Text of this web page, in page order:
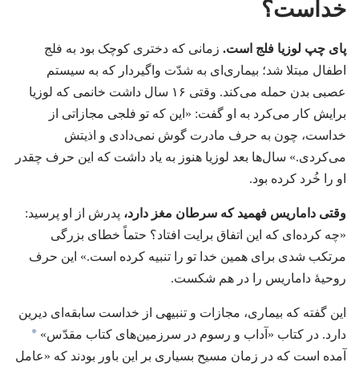
خداست؟‏
پای چپ لوزیا فلج است.‏ زمانی که دختری کوچک بود به فلج
اطفال مبتلا شد؛‏ بیماری‌ای به شدّت واگیردار که به سیستم
عصبی بدن حمله می‌کند.‏ وقتی ۱۶ سال داشت خانمی که لوزیا
برایش کار می‌کرد به او گفت:‏ «این که تو فلجی مجازاتی از
خداست،‏ چون به حرف مادرت گوش نمی‌دادی و اذیتش
می‌کردی.‏» سال‌ها بعد لوزیا هنوز به یاد داشت که این حرف چقدر
او را خُرد کرده بود.‏
وقتی داماریس فهمید که سرطان مغز دارد،‏ پدرش از او پرسید:‏
«چه کرده‌ای که این اتفاق برایت افتاد؟‏ حتماً خطای بزرگی
مرتکب شدی برای همین خدا تو را تنبیه کرده است.‏» این حرف
روحیهٔ داماریس را در هم شکست.‏
این گفته که بیماری،‏ مجازات و تنبیهی از خداست سابقه‌ای دیرین
دارد.‏ در کتاب «آداب و رسوم در سرزمین‌های کتاب مقدّس»‏ *
آمده است که در زمان مسیح بسیاری بر این باور بودند که «عامل